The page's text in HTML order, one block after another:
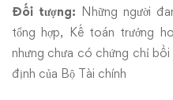
Đối tượng: Những người
tổng hợp, Kế toán trưởng
nhưng chưa có chứng chỉ
định của Bộ Tài chính